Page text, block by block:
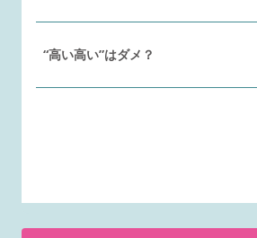
“高い高い”はダメ？